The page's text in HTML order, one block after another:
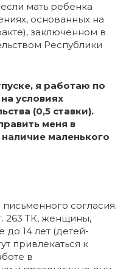
мать ребенка
основанных на
заключенном в
Республики
я работаю по
условиях
(0,5 ставки).
меня в
маленького
согласия.
263 ТК, женщины,
14 лет (детей-
привлекаться к
в